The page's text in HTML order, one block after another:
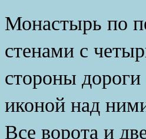
Монастырь по
стенами с
стороны
иконой над
Все ворота и